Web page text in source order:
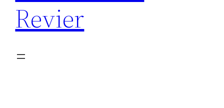
Revier